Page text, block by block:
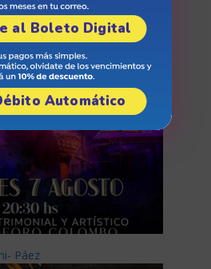
Páez
al Boleto Digital
Automático